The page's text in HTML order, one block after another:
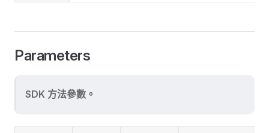
Parameters
SDK 方法參數。